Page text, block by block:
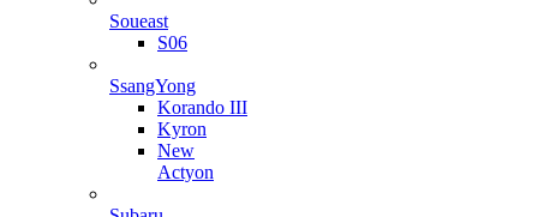
Soueast
S06
SsangYong
Korando III
Kyron
New
Actyon